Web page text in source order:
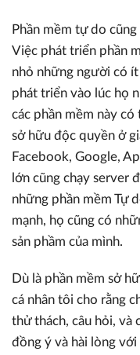
Phần mềm tự do
Việc phát triển phần
nhỏ những người có
phát triển vào lúc họ
các phần mềm này có
sở hữu độc quyền ở
Facebook, Google,
lớn cũng chạy server
những phần mềm Tự
mạnh, họ cũng có
sản phầm của mình.
Dù là phần mềm sở
cá nhân tôi cho rằng
thử thách, câu hỏi, và
đồng ý và hài lòng